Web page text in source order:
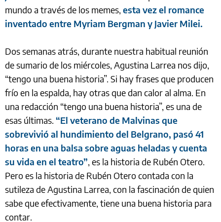
mundo a través de los memes, esta vez el romance
inventado entre Myriam Bergman y Javier Milei.
Dos semanas atrás, durante nuestra habitual reunión
de sumario de los miércoles, Agustina Larrea nos dijo,
“tengo una buena historia”. Si hay frases que producen
frío en la espalda, hay otras que dan calor al alma. En
una redacción “tengo una buena historia”, es una de
esas últimas. “El veterano de Malvinas que
sobrevivió al hundimiento del Belgrano, pasó 41
horas en una balsa sobre aguas heladas y cuenta
su vida en el teatro”, es la historia de Rubén Otero.
Pero es la historia de Rubén Otero contada con la
sutileza de Agustina Larrea, con la fascinación de quien
sabe que efectivamente, tiene una buena historia para
contar.